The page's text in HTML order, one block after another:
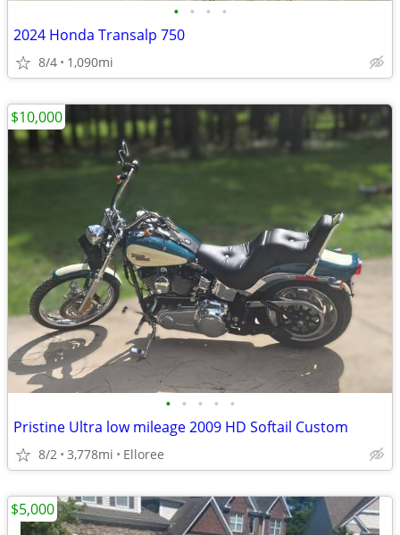
• • • •
2024 Honda Transalp 750
8/4 1,090mi
• • • • •
Pristine Ultra low mileage 2009 HD Softail Custom
8/2 3,778mi Elloree
$10,000
$5,000